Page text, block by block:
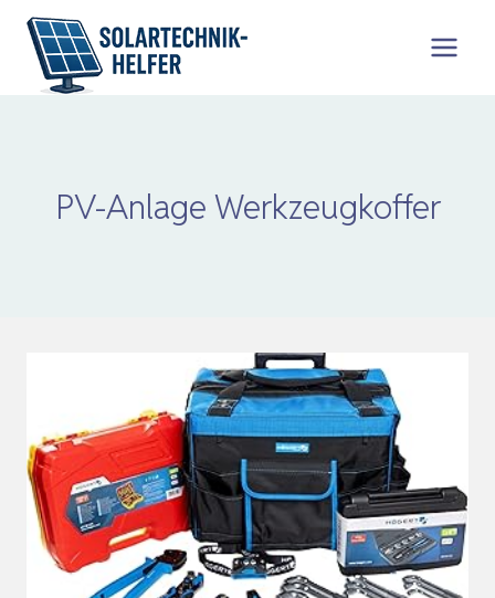
Zum
Inhalt
springen
PV-Anlage Werkzeugkoffer